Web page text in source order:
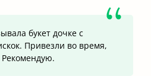
букет дочке с
Привезли во время,